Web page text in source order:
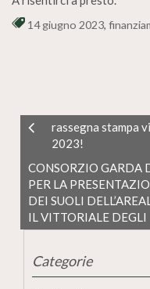
14 giugno 2023,
rassegna stampa
2023!
CONSORZIO GARDA
PER LA
DEI SUOLI
IL VITTORIALE
Categorie